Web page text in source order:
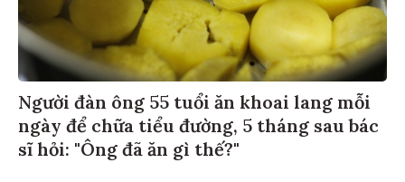
Người đàn ông 55 tuổi ăn khoai lang mỗi
ngày để chữa tiểu đường, 5 tháng sau bác
sĩ hỏi: "Ông đã ăn gì thế?"